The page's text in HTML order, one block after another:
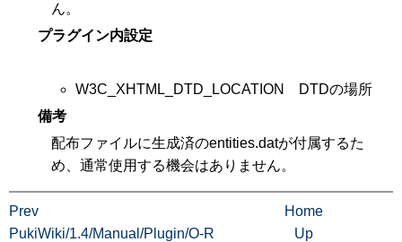
ん。
プラグイン内設定
W3C_XHTML_DTD_LOCATION DTDの場所
備考
配布ファイルに生成済のentities.datが付属するた
め、通常使用する機会はありません。
Prev
PukiWiki/1.4/Manual/Plugin/O-R
Home
Up